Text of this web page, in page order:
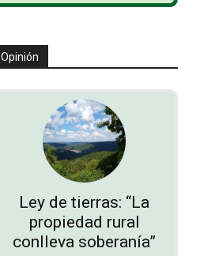
Opinión
Ley de tierras: “La
propiedad rural
conlleva soberanía”